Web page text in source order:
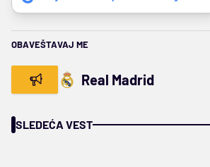
OBAVEŠTAVAJ ME
Real Madrid
SLEDEĆA VEST